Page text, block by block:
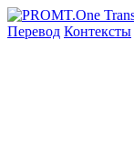
Перевод Контексты